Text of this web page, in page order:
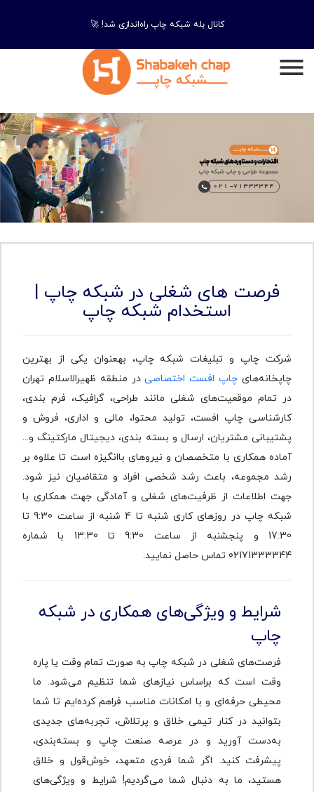
کانال بله شبکه چاپ راه‌اندازی شد! 🚀
فرصت های شغلی در شبکه چاپ |
استخدام شبکه چاپ
شرکت چاپ و تبلیغات شبکه چاپ، به‎عنوان یکی از بهترین
چاپخانه‌های چاپ افست اختصاصیدر منطقه ظهیرالاسلام تهران
در تمام موقعیت‌های شغلی مانند طراحی، گرافیک، فرم بندی،
کارشناسی چاپ افست، تولید محتوا، مالی و اداری، فروش و
پشتیبانی مشتریان، ارسال و بسته بندی، دیجیتال مارکتینگ و...
آماده همکاری با متخصصان و نیروهای باانگیزه است تا علاوه بر
رشد مجموعه، باعث رشد شخصی افراد و متقاضیان نیز شود.
جهت اطلاعات از ظرفیت‌های شغلی و آمادگی جهت همکاری با
شبکه چاپ در روزهای کاری شنبه تا 4 شنبه از ساعت 9:30 تا
17:30 و پنجشنبه از ساعت 9:30 تا 13:30 با شماره
02171333344 تماس حاصل نمایید.
شرایط و ویژگی‌های همکاری در شبکه
چاپ
فرصت‌های شغلی در شبکه چاپ به صورت تمام‌ وقت یا پاره
‌وقت است که براساس نیازهای شما تنظیم می‌شود. ما
محیطی حرفه‌ای و با امکانات مناسب فراهم کرده‌ایم تا شما
بتوانید در کنار تیمی خلاق و پرتلاش، تجربه‌های جدیدی
به‌دست آورید و در عرصه صنعت چاپ و بسته‌بندی،
پیشرفت کنید. اگر شما فردی متعهد، خوش‌قول و خلاق
هستید، ما به دنبال شما می‌گردیم! شرایط و ویژگی‌های